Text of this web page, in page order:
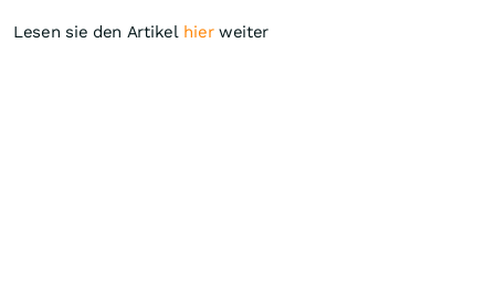
Lesen sie den Artikel hierweiter